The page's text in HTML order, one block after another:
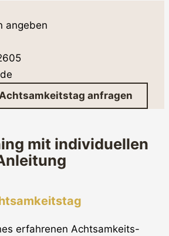
angeben
anfragen
mit individuellen
erfahrenen Achtsamkeits-